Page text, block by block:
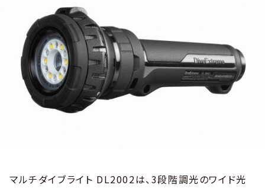
マルチダイブライト DL2002は、3段階調光のワイド光